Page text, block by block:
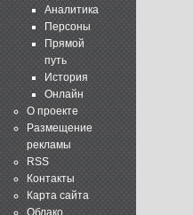
Аналитика
Персоны
Прямой
путь
История
Онлайн
О проекте
Размещение
рекламы
RSS
Контакты
Карта сайта
Облако